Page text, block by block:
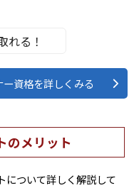
れる！
資格を詳しくみる
のメリット
について詳しく解説して